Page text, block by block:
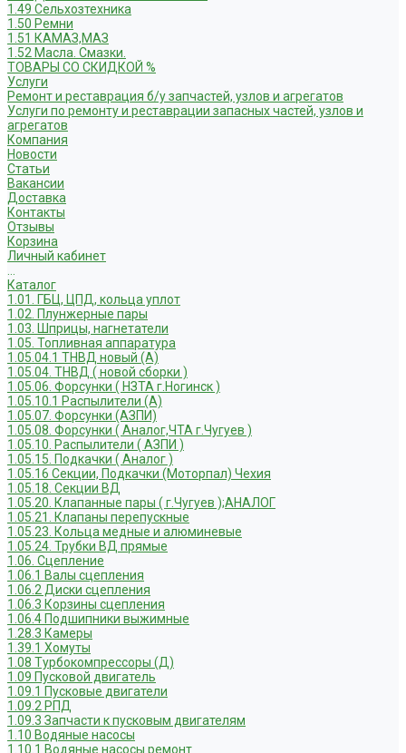
1.49 Сельхозтехника
1.50 Ремни
1.51 КАМАЗ,МАЗ
1.52 Масла. Смазки.
ТОВАРЫ СО СКИДКОЙ %
Услуги
Ремонт и реставрация б/у запчастей, узлов и агрегатов
Услуги по ремонту и реставрации запасных частей, узлов и
агрегатов
Компания
Новости
Статьи
Вакансии
Доставка
Контакты
Отзывы
Корзина
Личный кабинет
Каталог
1.01. ГБЦ, ЦПД, кольца уплот
1.02. Плунжерные пары
1.03. Шприцы, нагнетатели
1.05. Топливная аппаратура
1.05.04.1 ТНВД новый (А)
1.05.04. ТНВД ( новой сборки )
1.05.06. Форсунки ( НЗТА г.Ногинск )
1.05.10.1 Распылители (А)
1.05.07. Форсунки (АЗПИ)
1.05.08. Форсунки ( Аналог,ЧТА г.Чугуев )
1.05.10. Распылители ( АЗПИ )
1.05.15. Подкачки ( Аналог )
1.05.16 Секции, Подкачки (Моторпал) Чехия
1.05.18. Секции ВД
1.05.20. Клапанные пары ( г.Чугуев );АНАЛОГ
1.05.21. Клапаны перепускные
1.05.23. Кольца медные и алюминевые
1.05.24. Трубки ВД прямые
1.06. Сцепление
1.06.1 Валы сцепления
1.06.2 Диски сцепления
1.06.3 Корзины сцепления
1.06.4 Подшипники выжимные
1.28.3 Камеры
1.39.1 Хомуты
1.08 Турбокомпрессоры (Д)
1.09 Пусковой двигатель
1.09.1 Пусковые двигатели
1.09.2 РПД
1.09.3 Запчасти к пусковым двигателям
1.10 Водяные насосы
1.10.1 Водяные насосы ремонт